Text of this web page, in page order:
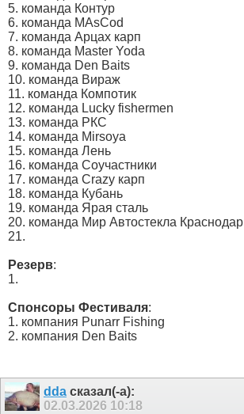
5. команда Контур
6. команда MAsCod
7. команда Арцах карп
8. команда Master Yoda
9. команда Den Baits
10. команда Вираж
11. команда Компотик
12. команда Lucky fishermen
13. команда РКС
14. команда Mirsoya
15. команда Лень
16. команда Соучастники
17. команда Crazy карп
18. команда Кубань
19. команда Ярая сталь
20. команда Мир Автостекла Краснодар
21.
Резерв:
1.
Спонсоры Фестиваля:
1. компания Punarr Fishing
2. компания Den Baits
dda сказал(-а):
02.03.2026 10:18